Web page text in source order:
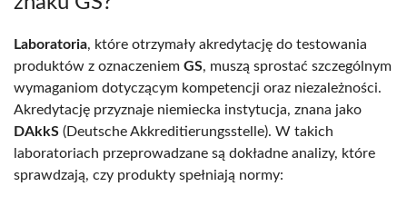
Laboratoria, które otrzymały akredytację do testowania
produktów z oznaczeniem GS, muszą sprostać szczególnym
wymaganiom dotyczącym kompetencji oraz niezależności.
Akredytację przyznaje niemiecka instytucja, znana jako
DAkkS (Deutsche Akkreditierungsstelle). W takich
laboratoriach przeprowadzane są dokładne analizy, które
sprawdzają, czy produkty spełniają normy: